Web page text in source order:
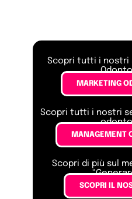
Scopri tutti i nostri
MARKETING
Scopri tutti i nostri
MANAGEMENT
Scopri di più sul
SCOPRI IL